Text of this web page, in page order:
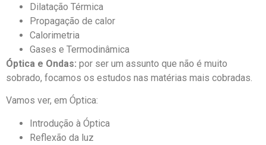
Dilatação Térmica
Propagação de calor
Calorimetria
Gases e Termodinâmica
Óptica e Ondas: por ser um assunto que não é muito
sobrado, focamos os estudos nas matérias mais cobradas.
Vamos ver, em Óptica:
Introdução à Óptica
Reflexão da luz